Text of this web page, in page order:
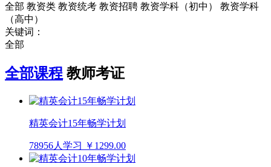
全部 教资类 教资统考 教资招聘 教资学科（初中）
教资学科
（高中）
关键词：
全部
全部课程 教师考证
精英会计15年畅学计划
78956人学习 ￥1299.00